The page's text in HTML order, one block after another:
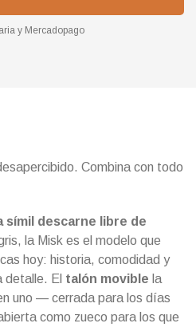
y Mercadopago
Combina con todo
símil descarne libre de
la Misk es el modelo que
hoy: historia, comodidad y
detalle. El talón movible la
uno — cerrada para los días
como zueco para los que